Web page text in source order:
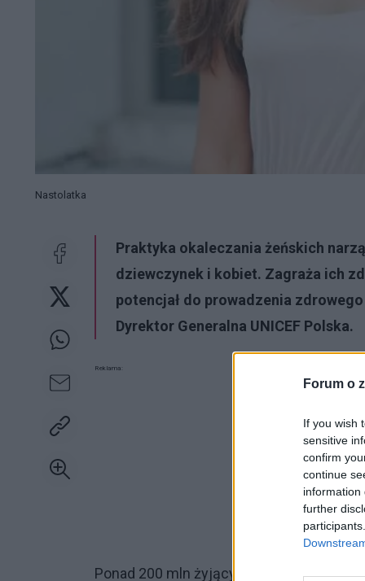
Forum o
If you wish
sensitive
confirm
continue
information
further
Nastolatka
Praktyka okaleczania żeńskich
dziewczynek i kobiet. Zagraża ich
potencjał do prowadzenia
Dyrektor Generalna UNICEF Polska.
Reklama:
Ponad 200 mln żyjących obecnie